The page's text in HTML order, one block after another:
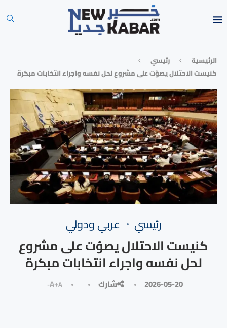
الرئيسية
رئيسي
كنيست الاحتلال يصوّت على مشروع لحل نفسه واجراء انتخابات مبكرة
رئيسي ⁠عربي ودولي
كنيست الاحتلال يصوّت على مشروع
لحل نفسه واجراء انتخابات مبكرة
2026-05-20 شارك A+A-